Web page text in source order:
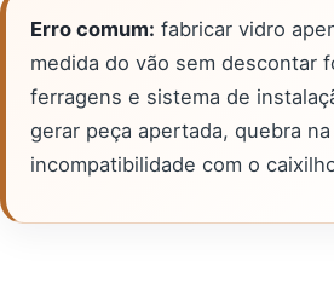
Erro comum: fabricar vidro
medida do vão sem descontar
ferragens e sistema de
gerar peça apertada, quebra
incompatibilidade com o